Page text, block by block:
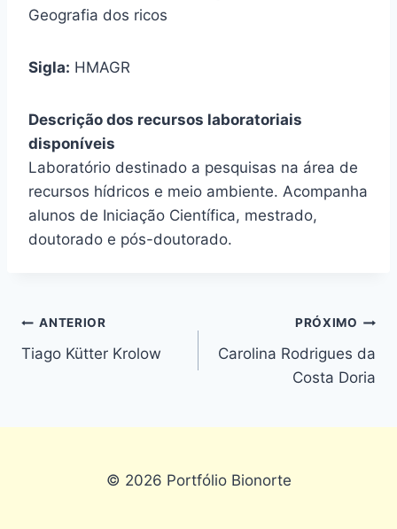
Geografia dos ricos
Sigla: HMAGR
Descrição dos recursos laboratoriais
disponíveis
Laboratório destinado a pesquisas na área de
recursos hídricos e meio ambiente. Acompanha
alunos de Iniciação Científica, mestrado,
doutorado e pós-doutorado.
ANTERIOR
Tiago Kütter Krolow
PRÓXIMO
Carolina Rodrigues da
Costa Doria
© 2026 Portfólio Bionorte